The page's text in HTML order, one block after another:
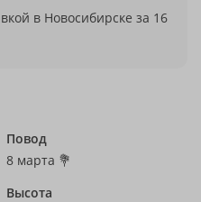
в Новосибирске за 16
Повод
8 марта 💐
Высота